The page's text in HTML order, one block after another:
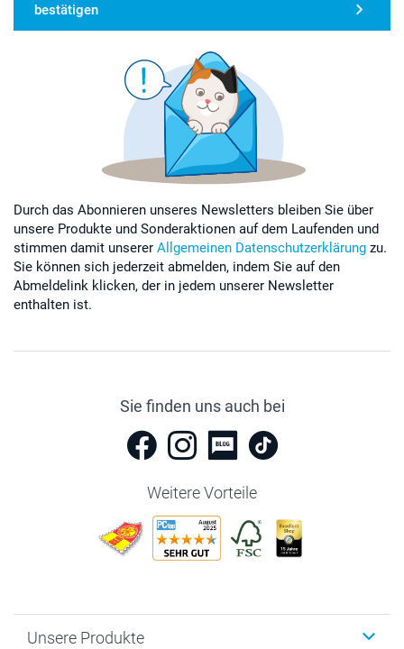
bestätigen
Durch das Abonnieren unseres Newsletters bleiben Sie über
unsere Produkte und Sonderaktionen auf dem Laufenden und
stimmen damit unserer Allgemeinen Datenschutzerklärung zu.
Sie können sich jederzeit abmelden, indem Sie auf den
Abmeldelink klicken, der in jedem unserer Newsletter
enthalten ist.
Sie finden uns auch bei
Weitere Vorteile
Unsere Produkte